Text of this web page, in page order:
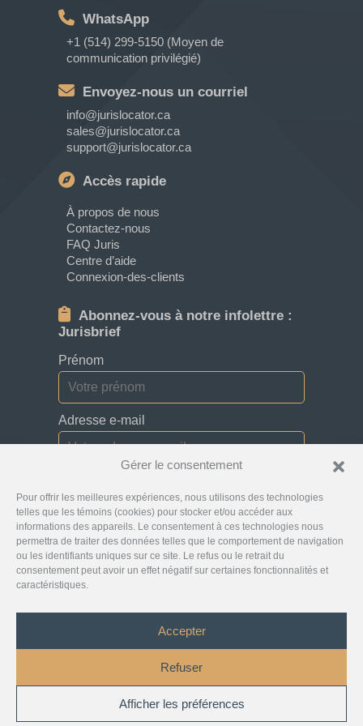
Gérer le consentement
Pour offrir les meilleures expériences, nous utilisons des technologies
telles que les témoins (cookies) pour stocker et/ou accéder aux
informations des appareils. Le consentement à ces technologies nous
permettra de traiter des données telles que le comportement de navigation
ou les identifiants uniques sur ce site. Le refus ou le retrait du
consentement peut avoir un effet négatif sur certaines fonctionnalités et
caractéristiques.
Accepter
Refuser
Afficher les préférences
WhatsApp
+1 (514) 299-5150 (Moyen de
communication privilégié)
Envoyez-nous un courriel
info@jurislocator.ca
sales@jurislocator.ca
support@jurislocator.ca
Accès rapide
À propos de nous
Contactez-nous
FAQ Juris
Centre d’aide
Connexion-des-clients
Abonnez-vous à notre infolettre :
Jurisbrief
Prénom
Adresse e-mail
mises à jour et des courriels promotionnels de
la part de Jurislocator.
Veuillez lire attentivement notre
2026 - Tous droits réservés
Droit d’auteur
Politique de confidentialité
Clause de non-responsabilité
Conditions générales
Chat with Us